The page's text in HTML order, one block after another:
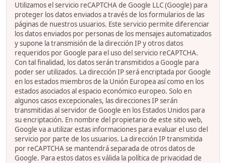
Utilizamos el servicio reCAPTCHA de Google LLC (Google) para
proteger los datos enviados a través de los formularios de las
páginas de nuestros usuarios. Este servicio permite diferenciar
los datos enviados por personas de los mensajes automatizados
y supone la transmisión de la dirección IP y otros datos
requeridos por Google para el uso del servicio reCAPTCHA.
Con tal finalidad, los datos serán transmitidos a Google para
poder ser utilizados. La dirección IP será encriptada por Google
en los estados miembros de la Unión Europea así como en los
estados asociados al espacio económico europeo. Solo en
algunos casos excepcionales, las direcciones IP serán
transmitidas al servidor de Google en los Estados Unidos para
su encriptación. En nombre del propietario de este sitio web,
Google va a utilizar estas informaciones para evaluar el uso del
servicio por parte de los usuarios. La dirección IP transmitida
por reCAPTCHA se mantendrá separada de otros datos de
Google. Para estos datos es válida la política de privacidad de